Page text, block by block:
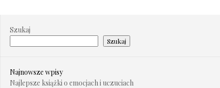
Szukaj
Szukaj
Najnowsze wpisy
Najlepsze książki o emocjach i uczuciach